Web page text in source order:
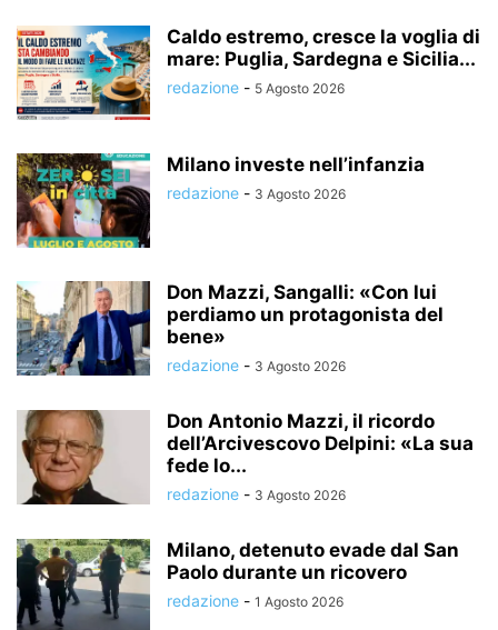
Caldo estremo, cresce la voglia di
mare: Puglia, Sardegna e Sicilia...
redazione - 5 Agosto 2026
Milano investe nell’infanzia
redazione - 3 Agosto 2026
Don Mazzi, Sangalli: «Con lui
perdiamo un protagonista del
bene»
redazione - 3 Agosto 2026
Don Antonio Mazzi, il ricordo
dell’Arcivescovo Delpini: «La sua
fede lo...
redazione - 3 Agosto 2026
Milano, detenuto evade dal San
Paolo durante un ricovero
redazione - 1 Agosto 2026